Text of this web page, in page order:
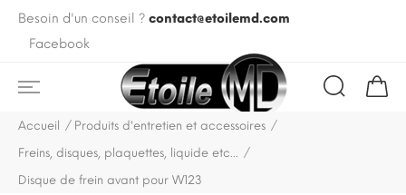
Besoin d'un conseil ? contact@etoilemd.com
Facebook
Accueil
Produits d'entretien et accessoires
Freins, disques, plaquettes, liquide etc...
Disque de frein avant pour W123